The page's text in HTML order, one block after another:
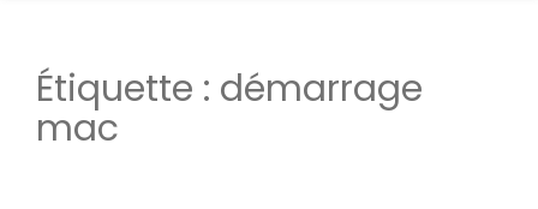
Étiquette : démarrage
mac